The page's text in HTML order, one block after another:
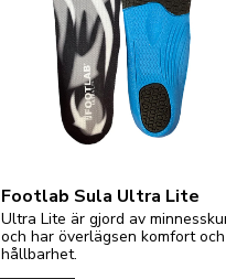
Footlab Sula Ultra Lite
Ultra Lite är gjord av
och har överlägsen komfort och
hållbarhet.